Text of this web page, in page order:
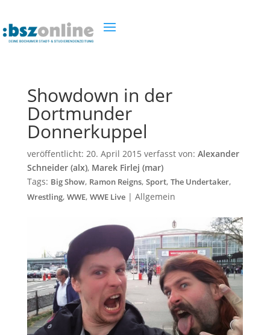
Showdown in der
Dortmunder
Donnerkuppel
veröffentlicht: 20. April 2015 verfasst von: Alexander
Schneider (alx), Marek Firlej (mar)
Tags: Big Show, Ramon Reigns, Sport, The Undertaker,
Wrestling, WWE, WWE Live| Allgemein